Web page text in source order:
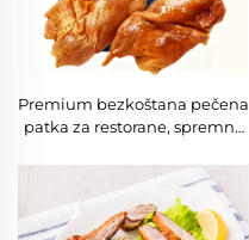
Premium bezkoštana pečena
patka za restorane, spremna